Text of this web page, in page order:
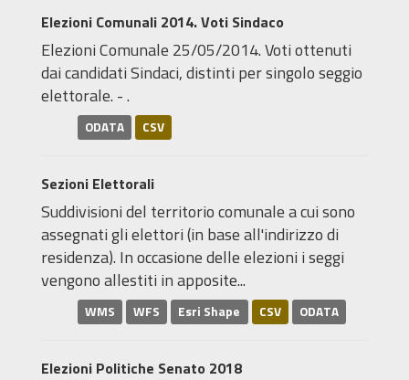
Elezioni Comunali 2014. Voti Sindaco
Elezioni Comunale 25/05/2014. Voti ottenuti
dai candidati Sindaci, distinti per singolo seggio
elettorale. - .
ODATA CSV
Sezioni Elettorali
Suddivisioni del territorio comunale a cui sono
assegnati gli elettori (in base all'indirizzo di
residenza). In occasione delle elezioni i seggi
vengono allestiti in apposite...
WMS WFS Esri Shape CSV ODATA
Elezioni Politiche Senato 2018